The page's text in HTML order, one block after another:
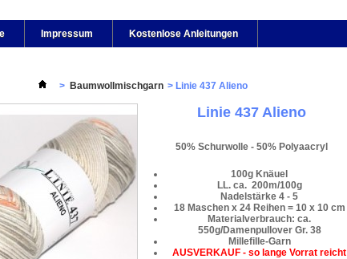
Impressum Kostenlose Anleitungen
> Baumwollmischgarn > Linie 437 Alieno
Linie 437 Alieno
50% Schurwolle - 50% Polyaacryl
100g Knäuel
LL. ca. 200m/100g
Nadelstärke 4 - 5
18 Maschen x 24 Reihen = 10 x 10 cm
Materialverbrauch: ca.
550g/Damenpullover Gr. 38
Millefille-Garn
AUSVERKAUF - so lange Vorrat reicht